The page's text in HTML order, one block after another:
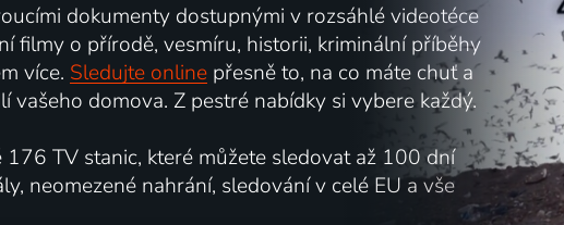
dokumenty dostupnými v rozsáhlé videotéce
filmy o přírodě, vesmíru, historii, kriminální příběhy
více. Sledujte onlinepřesně to, na co máte chuť a
domova. Z pestré nabídky si vybere každý.
TV stanic, které můžete sledovat až 100 dní
neomezené nahrání, sledování v celé EU a vše